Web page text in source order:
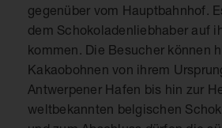
gegenüber vom Hauptbahnhof.
dem Schokoladenliebhaber auf
kommen. Die Besucher können
Kakaobohnen von ihrem
Antwerpener Hafen bis hin zur
weltbekannten belgischen